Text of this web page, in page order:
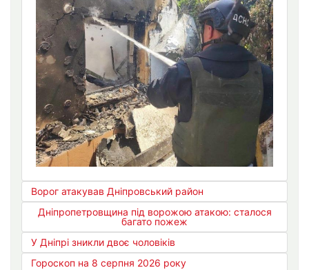
Ворог атакував Дніпровський район
Дніпропетровщина під ворожою атакою: сталося
багато пожеж
У Дніпрі зникли двоє чоловіків
Гороскоп на 8 серпня 2026 року